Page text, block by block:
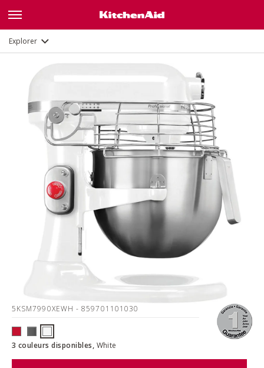
Explorer
5KSM7990XEWH- 859701101030
3 couleurs disponibles, White